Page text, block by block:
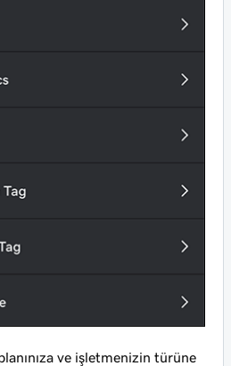
ve işletmenizin türüne